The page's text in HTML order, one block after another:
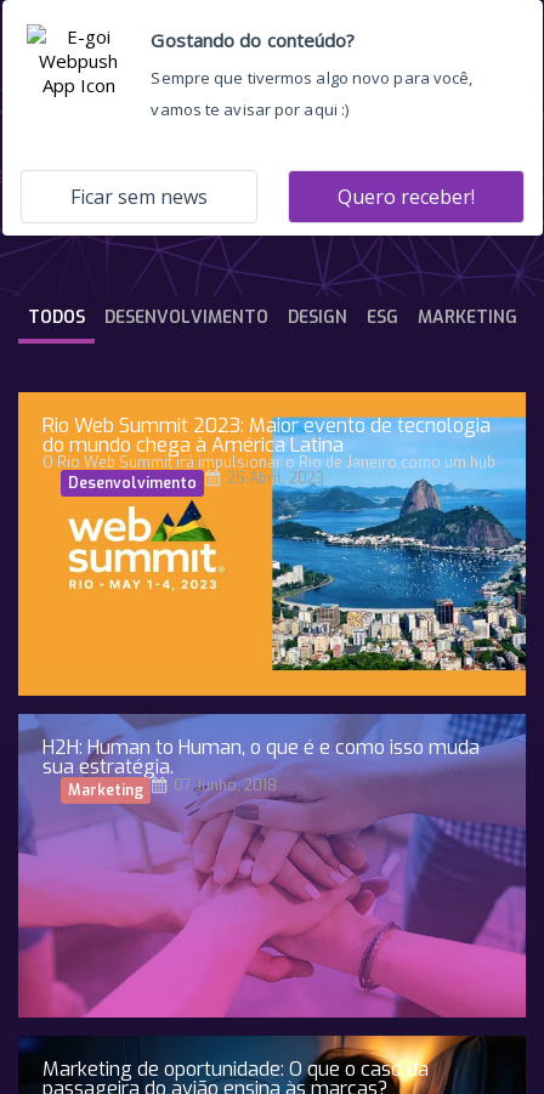
Destaque
DESENVOLVIMENTO DESIGN ESG MARKETING
TODOS
Rio Web Summit 2023: Maior evento de tecnologia
do mundo chega à América Latina
O Rio Web Summit irá impulsionar o Rio de Janeiro como um hub
Desenvolvimento
25 Abril, 2023
H2H: Human to Human, o que é e como isso muda
sua estratégia.
Marketing 07 Junho, 2018
Marketing de oportunidade: O que o caso da
passageira do avião ensina às marcas?